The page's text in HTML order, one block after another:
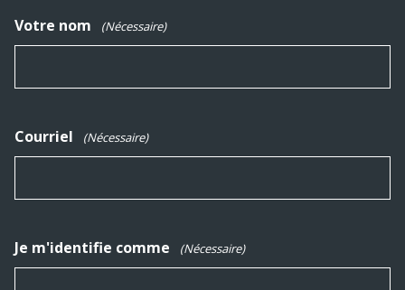
Votre nom (Nécessaire)
Courriel (Nécessaire)
Je m'identifie comme (Nécessaire)